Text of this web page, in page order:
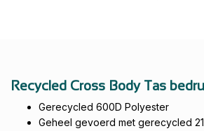
Recycled Cross Body Tas
Gerecycled 600D Polyester
Geheel gevoerd met gerecycled